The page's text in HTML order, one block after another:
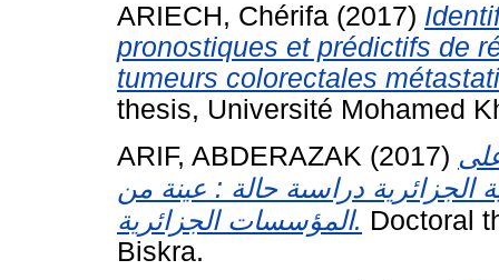
ARIECH, Chérifa (2017)
pronostiques et prédictifs de
tumeurs colorectales
thesis, Université Mohamed
ARIF, ABDERAZAK (2017)
الجزائرية دراسىة حالة : عينة من
المؤسسات الجزائرية. Doctoral
Biskra.